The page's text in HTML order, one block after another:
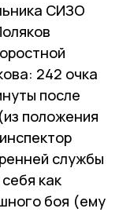
СИЗО
242 очка
после
положения
службы
как
боя (ему